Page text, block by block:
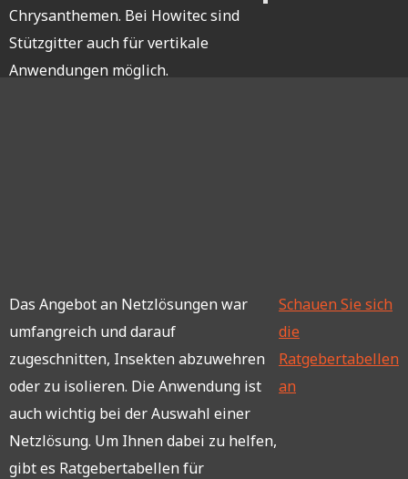
Chrysanthemen. Bei Howitec sind
Stützgitter auch für vertikale
Anwendungen möglich.
Das Angebot an Netzlösungen war
umfangreich und darauf
zugeschnitten, Insekten abzuwehren
oder zu isolieren. Die Anwendung ist
auch wichtig bei der Auswahl einer
Netzlösung. Um Ihnen dabei zu helfen,
gibt es Ratgebertabellen für
Schauen Sie sich
die
Ratgebertabellen
an